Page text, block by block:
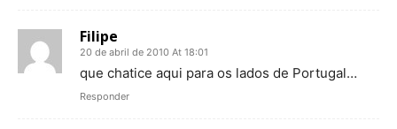
Filipe
20 de abril de 2010 At 18:01
que chatice aqui para os lados de Portugal…
Responder